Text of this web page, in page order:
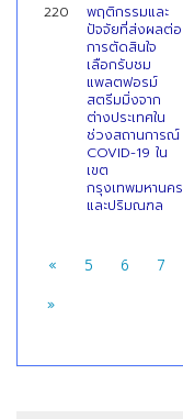
220
พฤติกรรมและ
ปัจจัยที่ส่งผลต่อ
การตัดสินใจ
เลือกรับชม
แพลตฟอรม์
สตรีมมิ่งจาก
ต่างประเทศใน
ช่วงสถานการณ์
COVID-19 ใน
เขต
กรุงเทพมหานคร
และปริมณฑล
« 5 6 7
»